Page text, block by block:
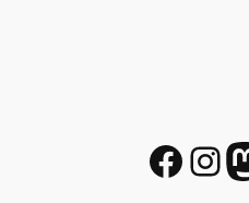
Facebook InstagramMastodon